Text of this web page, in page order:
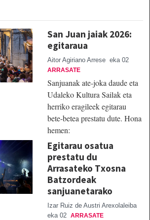
San Juan jaiak 2026:
egitaraua
Aitor Agiriano Arrese eka 02
ARRASATE
Sanjuanak ate-joka daude eta
Udaleko Kultura Sailak eta
herriko eragileek egitarau
bete-betea prestatu dute. Hona
hemen:
Egitarau osatua
prestatu du
Arrasateko Txosna
Batzordeak
sanjuanetarako
Izar Ruiz de Austri Arexolaleiba
eka 02 ARRASATE